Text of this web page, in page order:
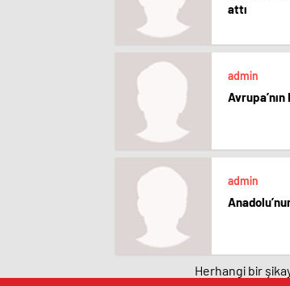
attı
admin
Avrupa’nın
admin
Herhangi bir